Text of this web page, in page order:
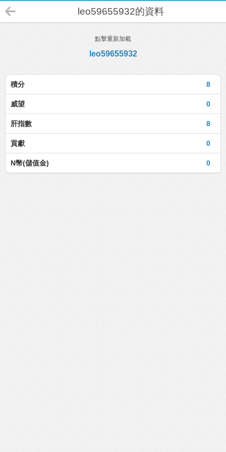
leo59655932的資料
點擊重新加載
leo59655932
8
積分
0
威望
8
肝指數
0
貢獻
0
N幣(儲值金)